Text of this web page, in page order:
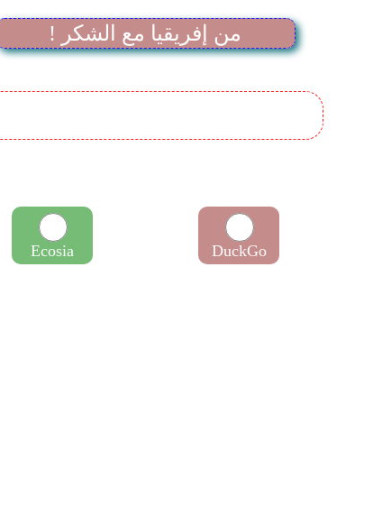
! من إفريقيا مع الشكر
Ecosia DuckGo